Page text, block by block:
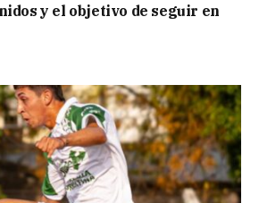
y el objetivo de seguir en